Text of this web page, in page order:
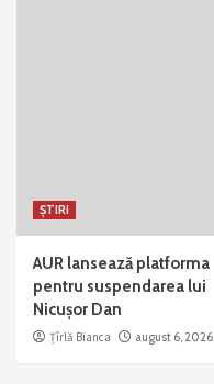
ȘTIRI
AUR lansează platforma
pentru suspendarea lui
Nicușor Dan
Țîrlă Bianca august 6, 2026